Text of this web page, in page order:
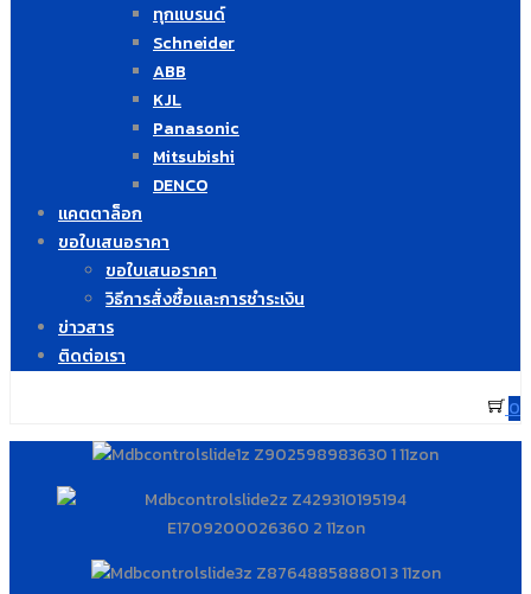
ทุกแบรนด์
Schneider
ABB
KJL
Panasonic
Mitsubishi
DENCO
แคตตาล็อก
ขอใบเสนอราคา
ขอใบเสนอราคา
วิธีการสั่งซื้อและการชำระเงิน
ข่าวสาร
ติดต่อเรา
0